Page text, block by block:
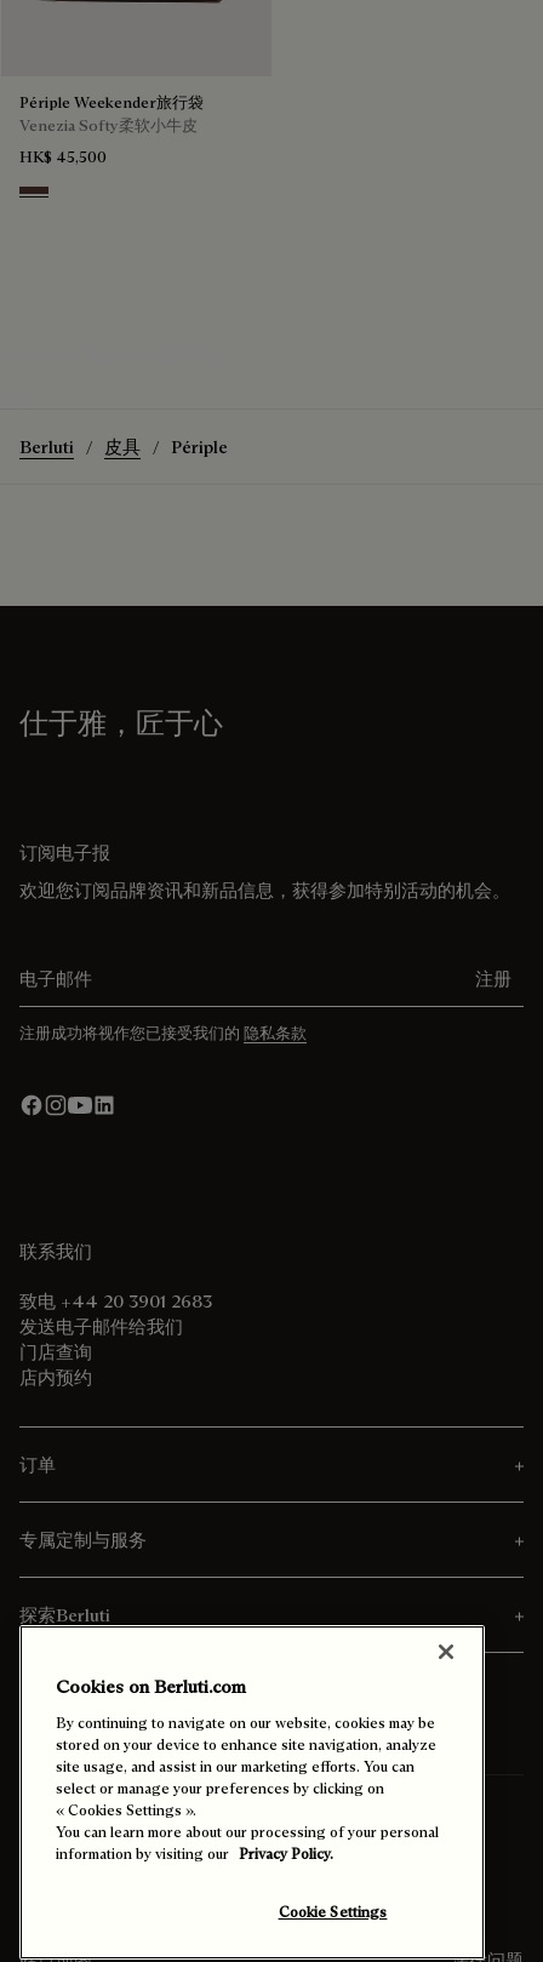
Périple Weekender旅行袋
Venezia Softy柔软小牛皮
HK$ 45,500
Soft Brown
Berluti 皮具 Périple
仕于雅，匠于心
订阅电子报
欢迎您订阅品牌资讯和新品信息，获得参加特别活动的机会。
注册
注册成功将视作您已接受我们的 隐私条款
联系我们
致电 +44 20 3901 2683
发送电子邮件给我们
门店查询
店内预约
订单
专属定制与服务
探索Berluti
寄送至 中國香港特別行政區 (中文)
Cookies on Berluti.com
By continuing to navigate on our website, cookies may be
stored on your device to enhance site navigation, analyze
site usage, and assist in our marketing efforts. You can
select or manage your preferences by clicking on
« Cookies Settings ».
You can learn more about our processing of your personal
information by visiting our Privacy Policy.
Cookie Settings